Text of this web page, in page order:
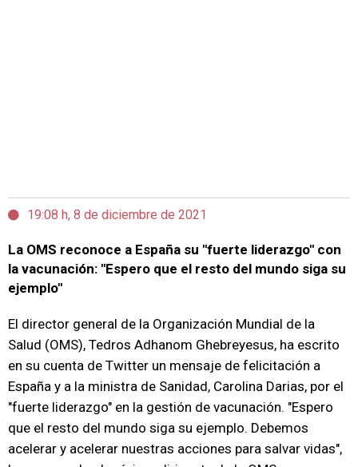
19:08 h, 8 de diciembre de 2021
La OMS reconoce a España su "fuerte liderazgo" con
la vacunación: "Espero que el resto del mundo siga su
ejemplo"
El director general de la Organización Mundial de la
Salud (OMS), Tedros Adhanom Ghebreyesus, ha escrito
en su cuenta de Twitter un mensaje de felicitación a
España y a la ministra de Sanidad, Carolina Darias, por el
"fuerte liderazgo" en la gestión de vacunación. "Espero
que el resto del mundo siga su ejemplo. Debemos
acelerar y acelerar nuestras acciones para salvar vidas",